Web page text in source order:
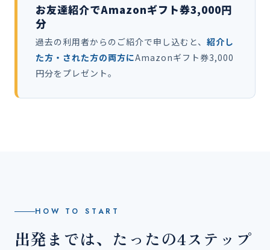
お友達紹介でAmazonギフト券3,000円
分
過去の利用者からのご紹介で申し込むと、 紹介し
た方・された方の両方にAmazonギフト券3,000
円分をプレゼント。
HOW TO START
出発までは、たったの4ステップ